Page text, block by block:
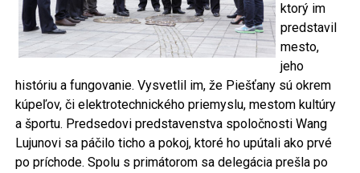
ktorý im
predstavil
mesto,
jeho
históriu a fungovanie. Vysvetlil im, že Piešťany sú okrem
kúpeľov, či elektrotechnického priemyslu, mestom kultúry
a športu. Predsedovi predstavenstva spoločnosti Wang
Lujunovi sa páčilo ticho a pokoj, ktoré ho upútali ako prvé
po príchode. Spolu s primátorom sa delegácia prešla po